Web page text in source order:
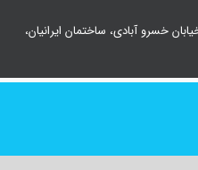
خسرو آبادی، ساختمان ایرانیان،